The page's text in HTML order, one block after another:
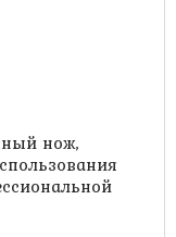
нож,